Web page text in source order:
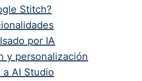
Stitch?
por IA
y personalización
AI Studio